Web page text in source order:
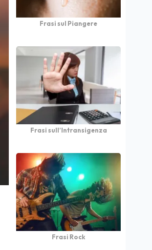
Frasi sul Piangere
Frasi sull’Intransigenza
Frasi Rock